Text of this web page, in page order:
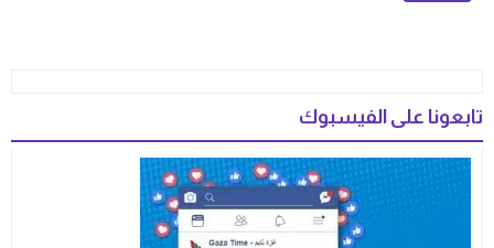
تابعونا على الفيسبوك